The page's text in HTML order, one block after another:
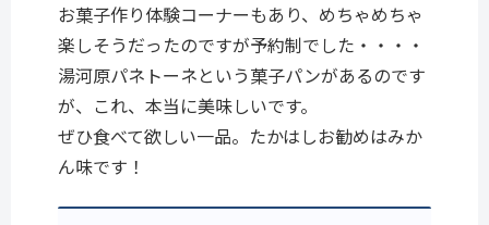
お菓子作り体験コーナーもあり、めちゃめちゃ
楽しそうだったのですが予約制でした・・・・
湯河原パネトーネという菓子パンがあるのです
が、これ、本当に美味しいです。
ぜひ食べて欲しい一品。たかはしお勧めはみか
ん味です！